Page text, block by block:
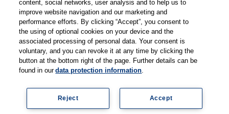
关注微博
关注微信
有关Thieme图书翻译及版权业务，请联系：rights@thieme.de
| Thieme-Connect |
© Copyright 2025, 德国蒂墨出版集团（Thieme Publishers）版权
content, social networks, user analysis and to help us to
improve website navigation and our marketing and
performance efforts. By clicking “Accept”, you consent to
the using of optional cookies on your device and the
associated processing of personal data. Your consent is
voluntary, and you can revoke it at any time by clicking the
button at the bottom right of the page. Further details can be
found in ourdata protection information.
Accept
Reject